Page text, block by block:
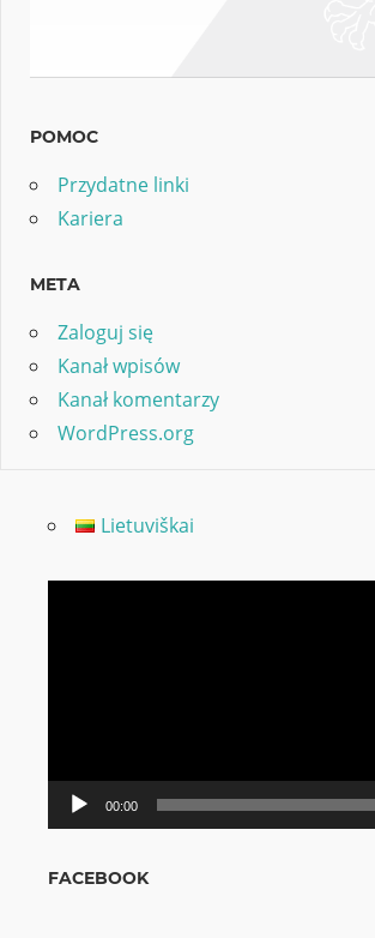
POMOC
Przydatne linki
Kariera
META
Zaloguj się
Kanał wpisów
Kanał komentarzy
WordPress.org
Lietuviškai
00:00
FACEBOOK